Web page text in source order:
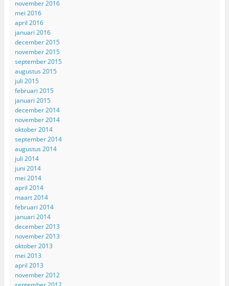
november 2016
mei 2016
april 2016
januari 2016
december 2015
november 2015
september 2015
augustus 2015
juli 2015
februari 2015
januari 2015
december 2014
november 2014
oktober 2014
september 2014
augustus 2014
juli 2014
juni 2014
mei 2014
april 2014
maart 2014
februari 2014
januari 2014
december 2013
november 2013
oktober 2013
mei 2013
april 2013
november 2012